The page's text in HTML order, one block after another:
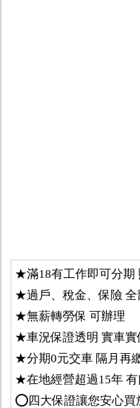
★滿18有工作即可分期
★過戶、稅金、保險 全
★無薪轉勞保 可辦理
★車況保證透明 實車實
★分期0元交車 隔月再
★在地經營超過15年 有
⭕️四大保證讓您安心買